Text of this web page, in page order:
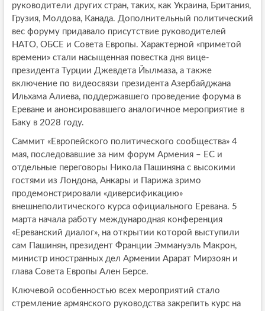
руководители других стран, таких, как Украина, Британия,
Грузия, Молдова, Канада. Дополнительный политический
вес форуму придавало присутствие руководителей
НАТО, ОБСЕ и Совета Европы. Характерной «приметой
времени» стали насыщенная повестка дня вице-
президента Турции Джевдета Йылмаза, а также
включение по видеосвязи президента Азербайджана
Ильхама Алиева, поддержавшего проведение форума в
Ереване и анонсировавшего аналогичное мероприятие в
Баку в 2028 году.
Саммит «Европейского политического сообщества» 4
мая, последовавшие за ним форум Армения – ЕС и
отдельные переговоры Никола Пашиняна с высокими
гостями из Лондона, Анкары и Парижа зримо
продемонстрировали «диверсификацию»
внешнеполитического курса официального Еревана. 5
марта начала работу международная конференция
«Ереванский диалог», на открытии которой выступили
сам Пашинян, президент Франции Эммануэль Макрон,
министр иностранных дел Армении Арарат Мирзоян и
глава Совета Европы Ален Берсе.
Ключевой особенностью всех мероприятий стало
стремление армянского руководства закрепить курс на